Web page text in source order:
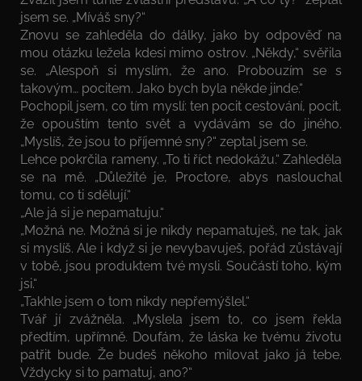
jsem se. „Míváš sny?“
Znovu se zahleděla do dálky, jako by odpověď na
mou otázku ležela kdesi mimo ostrov. „Někdy,“ svěřila
se. „Alespoň si myslím, že ano. Probouzím se s
takovým… pocitem. Jako bych byla někde jinde.“
Pochopil jsem, co tím myslí: ten pocit cestování, pocit,
že opouštím tento svět a vydávám se do jiného.
„Myslíš, že jsou to příjemné sny?“ zeptal jsem se.
Lehce pokrčila rameny. „To ti říct nedokážu.“ Zahleděla
se na mě. „Důležité je, Proctore, abys naslouchal
tomu, co ti sdělují.“
„Ale já si je nepamatuju.“
„Možná ne. Možná si je nikdy nepamatuješ, ne tak, jak
si myslíš. Ale i když si je nevybavuješ, pořád zůstávají
v tobě, jsou produktem tvé mysli. Součástí toho, kým
jsi.“
„Takhle jsem o tom nikdy nepřemýšlel.“
Tvář jí zvážněla. „Myslela jsem to, co jsem řekla
předtím, upřímně. Doufám, že láska ke tvému životu
patřit bude. Že budeš někoho milovat jako já tebe.
Vždycky si to pamatuj, ano?“